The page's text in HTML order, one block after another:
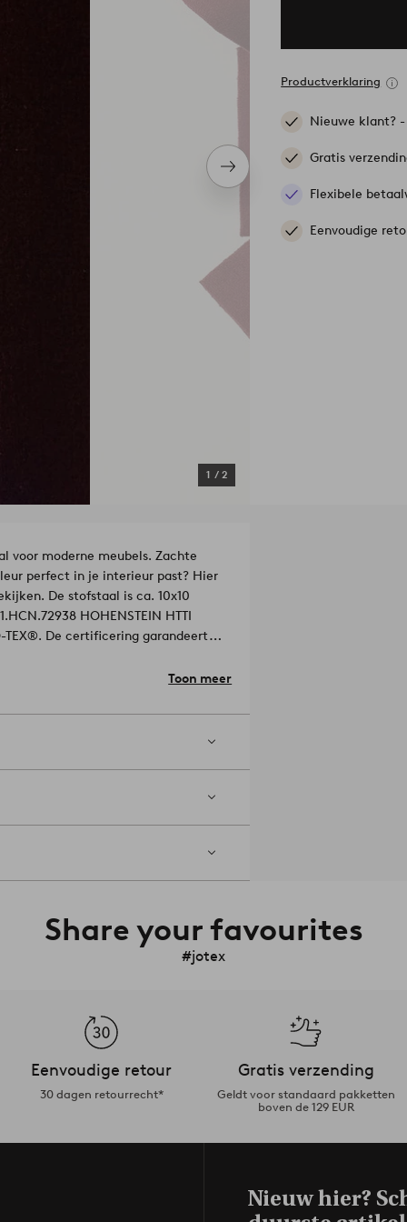
Volgend
item
1 / 2
Productverklaring
Nieuwe klant?
Gratis
Flexibele
Eenvoudige
voor moderne meubels. Zachte
perfect in je interieur past? Hier
De stofstaal is ca. 10x10
HOHENSTEIN HTTI
TEX®. De certificering garandeert
Toon meer
Share your favourites
#jotex
Eenvoudige retour
30 dagen retourrecht*
Gratis verzending
Geldt voor standaard pakketten
boven de 129 EUR
Nieuw hier?